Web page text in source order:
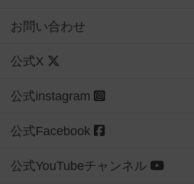
お問い合わせ
公式X
公式instagram
公式Facebook
公式YouTubeチャンネル